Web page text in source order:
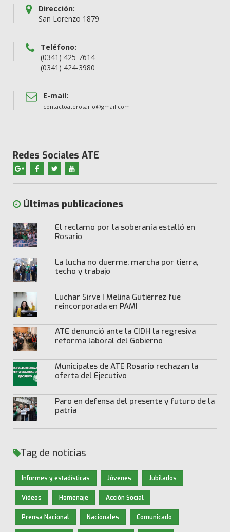
Dirección:
San Lorenzo 1879
Teléfono:
(0341) 425-7614
(0341) 424-3980
E-mail:
contactoaterosario@gmail.com
Redes Sociales ATE
Últimas publicaciones
El reclamo por la soberanía estalló en
Rosario
La lucha no duerme: marcha por tierra,
techo y trabajo
Luchar Sirve | Melina Gutiérrez fue
reincorporada en PAMI
ATE denunció ante la CIDH la regresiva
reforma laboral del Gobierno
Municipales de ATE Rosario rechazan la
oferta del Ejecutivo
Paro en defensa del presente y futuro de la
patria
Tag de noticias
Informes y estadísticas Jóvenes Jubilados
Videos Homenaje Acción Social
Prensa Nacional Nacionales Comunicado